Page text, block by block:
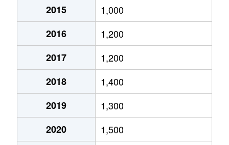
伊勢原町
1,300万円
伊勢原町
2,300万円
大字大仙波
1,700万円
大字大袋新田
1,300万円
大字大袋新田
1,400万円
大字小ケ谷
1,800万円
2015
1,000
2016
1,200
2017
1,200
2018
1,400
2019
1,300
2020
1,500